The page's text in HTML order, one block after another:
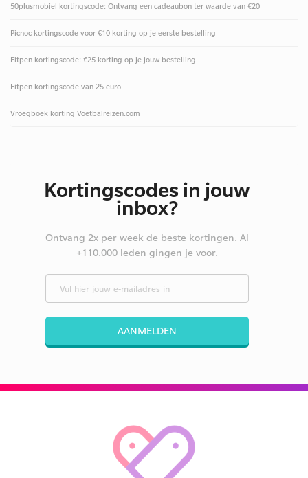
50plusmobiel kortingscode: Ontvang een cadeaubon ter waarde van €20
Picnoc kortingscode voor €10 korting op je eerste bestelling
Fitpen kortingscode: €25 korting op je jouw bestelling
Fitpen kortingscode van 25 euro
Vroegboek korting Voetbalreizen.com
Kortingscodes in jouw
inbox?
Ontvang 2x per week de beste kortingen. Al
+110.000 leden gingen je voor.
AANMELDEN